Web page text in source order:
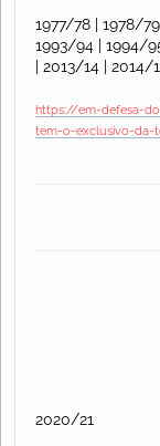
1977/78 | 1978/
1993/94 | 1994/
| 2013/14 | 2014/
https://em-defesa-
tem-o-exclusivo-da-
2020/21